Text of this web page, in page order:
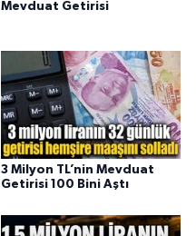
Mevduat Getirisi
3 Milyon TL’nin Mevduat
Getirisi 100 Bini Aştı